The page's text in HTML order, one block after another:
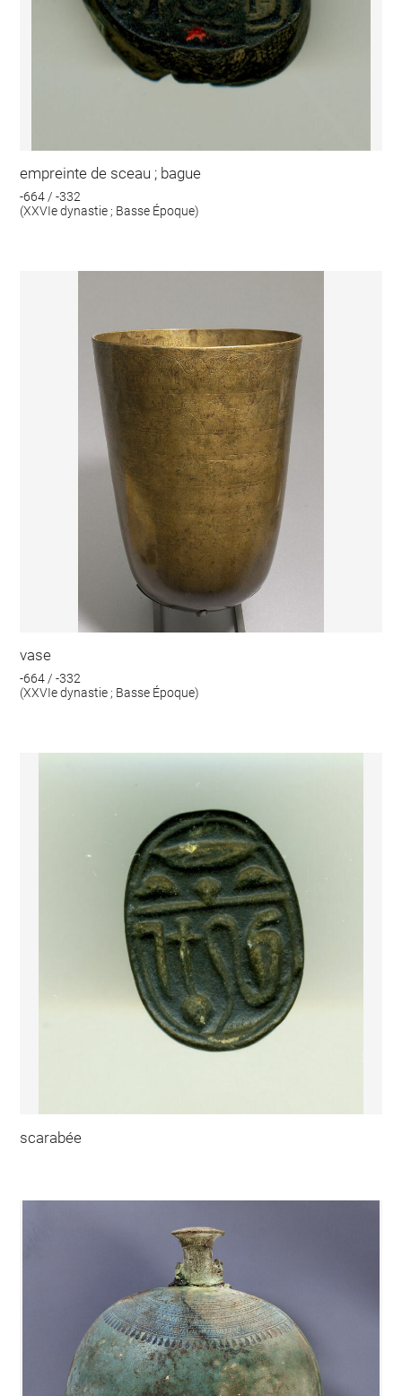
empreinte de sceau ; bague
-664 / -332
(XXVIe dynastie ; Basse Époque)
vase
-664 / -332
(XXVIe dynastie ; Basse Époque)
scarabée